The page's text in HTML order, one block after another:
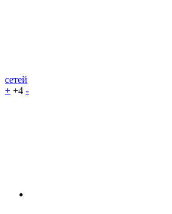
сетей
+ +4 -